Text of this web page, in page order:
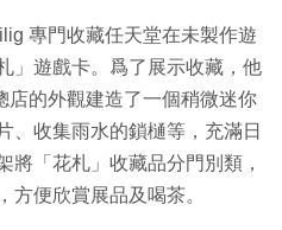
專門收藏任天堂在未製作遊
」遊戲卡。爲了展示收藏，他
店的外觀建造了一個稍微迷你
、收集雨水的鎖樋等，充滿日
將「花札」收藏品分門別類，
方便欣賞展品及喝茶。